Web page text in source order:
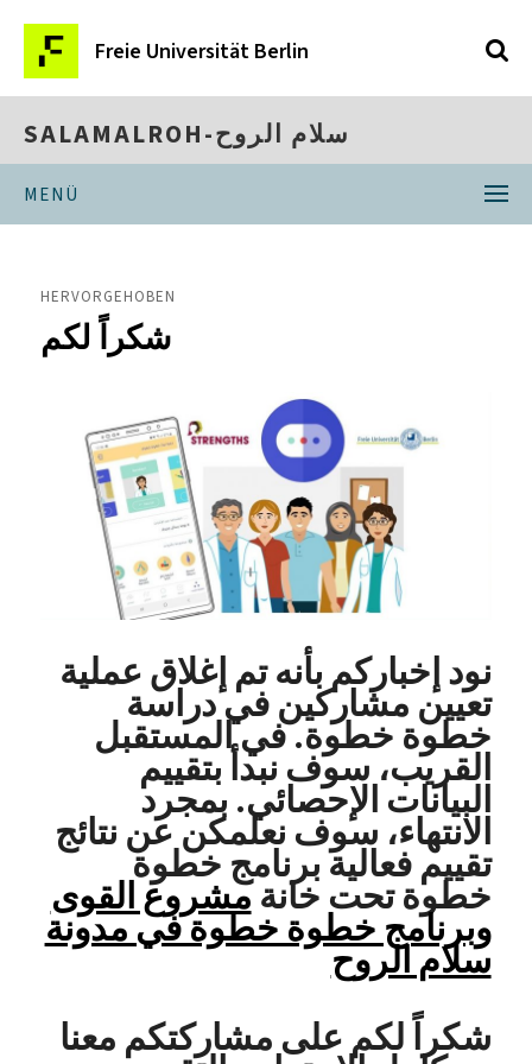
Freie Universität Berlin
SALAMALROH-سلام الروح
MENÜ
HERVORGEHOBEN
شكراً لكم
نود إخباركم بأنه تم إغلاق عملية
تعيين مشاركين في دراسة
خطوة خطوة. في المستقبل
القريب، سوف نبدأ بتقييم
البيانات الإحصائي. بمجرد
الانتهاء، سوف نعلمكن عن نتائج
تقييم فعالية برنامج خطوة
خطوة تحت خانةمشروع القوى
وبرنامج خطوة خطوة في مدونة
سلام الروح
شكراً لكم على مشاركتكم معنا